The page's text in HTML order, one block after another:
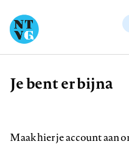
Kruimelpad
Je bent er bijna
Maak hier je account aan